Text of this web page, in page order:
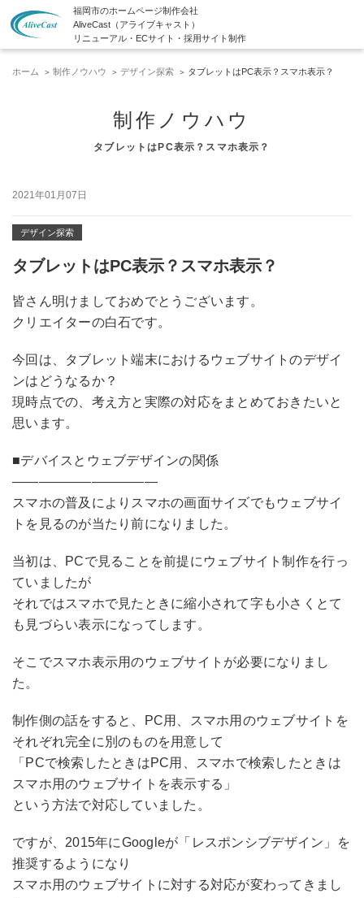
福岡市のホームページ制作会社
AliveCast（アライブキャスト）
リニューアル・ECサイト・採用サイト制作
ホーム 制作ノウハウ デザイン探索 タブレットはPC表示？スマホ表示？
制作ノウハウ
タブレットはPC表示？スマホ表示？
2021年01月07日
デザイン探索
タブレットはPC表示？スマホ表示？
皆さん明けましておめでとうございます。
クリエイターの白石です。
今回は、タブレット端末におけるウェブサイトのデザイ
ンはどうなるか？
現時点での、考え方と実際の対応をまとめておきたいと
思います。
■デバイスとウェブデザインの関係
———————————
スマホの普及によりスマホの画面サイズでもウェブサイ
トを見るのが当たり前になりました。
当初は、PCで見ることを前提にウェブサイト制作を行っ
ていましたが
それではスマホで見たときに縮小されて字も小さくとて
も見づらい表示になってします。
そこでスマホ表示用のウェブサイトが必要になりまし
た。
制作側の話をすると、PC用、スマホ用のウェブサイトを
それぞれ完全に別のものを用意して
「PCで検索したときはPC用、スマホで検索したときは
スマホ用のウェブサイトを表示する」
という方法で対応していました。
ですが、2015年にGoogleが「レスポンシブデザイン」を
推奨するようになり
スマホ用のウェブサイトに対する対応が変わってきまし